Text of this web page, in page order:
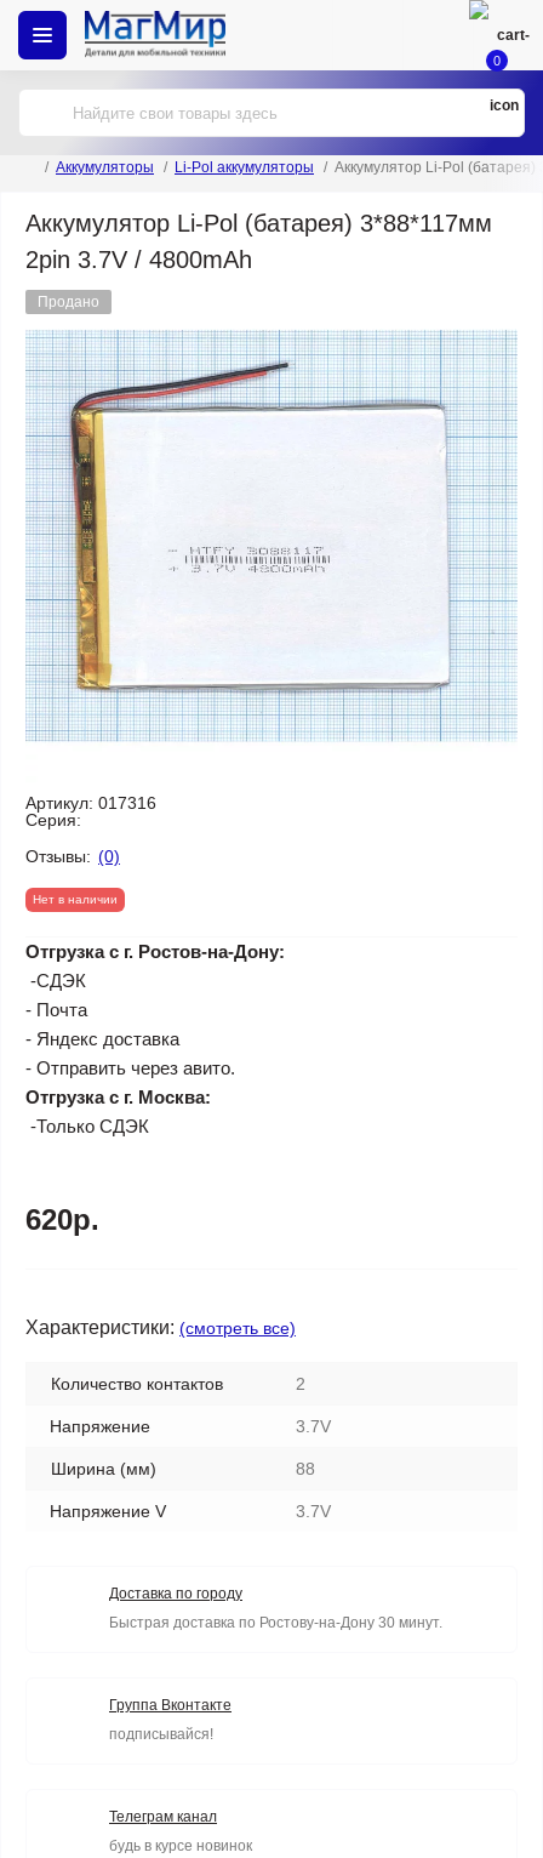
0
Аккумуляторы Li-Pol аккумуляторы Аккумулятор Li-Pol
Аккумулятор Li-Pol (батарея) 3*88*117мм
2pin 3.7V / 4800mAh
Продано
Артикул: 017316
Серия:
Отзывы: (0)
Нет в наличии
Отгрузка с г. Ростов-на-Дону:
-СДЭК
- Почта
- Яндекс доставка
- Отправить через авито.
Отгрузка с г. Москва:
-Только СДЭК
620р.
Характеристики: (смотреть все)
Количество контактов 2
Напряжение 3.7V
Ширина (мм) 88
Напряжение V 3.7V
Доставка по городу
Быстрая доставка по Ростову-на-Дону 30 минут.
Группа Вконтакте
подписывайся!
Телеграм канал
будь в курсе новинок